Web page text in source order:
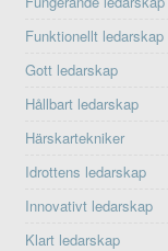
Funktionellt ledarskap
Gott ledarskap
Hållbart ledarskap
Härskartekniker
Idrottens ledarskap
Innovativt ledarskap
Klart ledarskap